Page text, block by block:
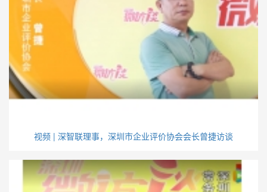
视频 | 深智联理事，深圳市企业评价协会会长曾捷访谈